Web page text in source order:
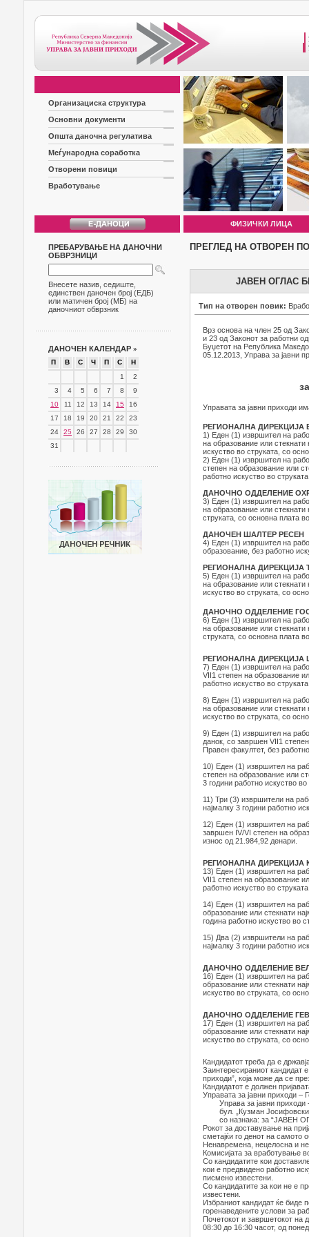
Организациска структура
Основни документи
Општа даночна регулатива
Меѓународна соработка
Отворени повици
Вработување
ФИЗИЧКИ ЛИЦА
ПРЕБАРУВАЊЕ НА ДАНОЧНИ
ОБВРЗНИЦИ
Внесете назив, седиште,
единствен даночен број (ЕДБ)
или матичен број (МБ) на
даночниот обврзник
ДАНОЧЕН КАЛЕНДАР »
П В С Ч П С
Н
1
2
3
4 5 6 7 8
9
10
11 12 13 14 15
16
17
18 19 20 21 22
23
24
25 26 27 28 29
30
31
ПРЕГЛЕД НА ОТВОРЕН
ЈАВЕН ОГЛАС
Тип на отворен повик:
Врз основа на член 25 од
и 23 од Законот за работни
Буџетот на Република
05.12.2013, Управа за јавни
Управата за јавни приходи
РЕГИОНАЛНА ДИРЕКЦИЈА
1) Еден (1) извршител на
на образование или
искуство во струката, со
2) Еден (1) извршител на
степен на образование или
работно искуство во
ДАНОЧНО ОДДЕЛЕНИЕ
3) Еден (1) извршител на
на образование или
струката, со основна плата
ДАНОЧЕН ШАЛТЕР РЕСЕН
4) Еден (1) извршител на
образование, без работно
РЕГИОНАЛНА ДИРЕКЦИЈА
5) Еден (1) извршител на
на образование или
искуство во струката, со
ДАНОЧНО ОДДЕЛЕНИЕ
6) Еден (1) извршител на
на образование или
струката, со основна плата
РЕГИОНАЛНА ДИРЕКЦИЈА
7) Еден (1) извршител на
VII1 степен на образование
работно искуство во
8) Еден (1) извршител на
на образование или
искуство во струката, со
9) Еден (1) извршител на
данок, со завршен VII1
Правен факултет, без
10) Еден (1) извршител на
степен на образование или
3 години работно искуство
11) Три (3) извршители на
најмалку 3 години работно
12) Еден (1) извршител на
завршен IV/VI степен на
износ од 21.984,92 денари.
РЕГИОНАЛНА ДИРЕКЦИЈА
13) Еден (1) извршител на
VII1 степен на образование
работно искуство во
14) Еден (1) извршител на
образование или стекнати
година работно искуство во
15) Два (2) извршители на
најмалку 3 години работно
ДАНОЧНО ОДДЕЛЕНИЕ
16) Еден (1) извршител на
образование или стекнати
искуство во струката, со
ДАНОЧНО ОДДЕЛЕНИЕ
17) Еден (1) извршител на
образование или стекнати
искуство во струката, со
Кандидатот треба да е
Заинтересираниот кандидат
приходи”, која може да се
Кандидатот е должен
Управата за јавни приходи –
Управа за јавни приходи -
бул. „Кузман Јосифовски
со назнака: за “ЈАВЕН
Рокот за доставување на
сметајќи го денот на самото
Ненавремена, нецелосна и
Комисијата за вработување
Со кандидатите кои
кои е предвидено работно
писмено известени.
Со кандидатите за кои не е
известени.
Избраниот кандидат ќе биде
горенаведените услови за
Почетокот и завршетокот на
08:30 до 16:30 часот, од